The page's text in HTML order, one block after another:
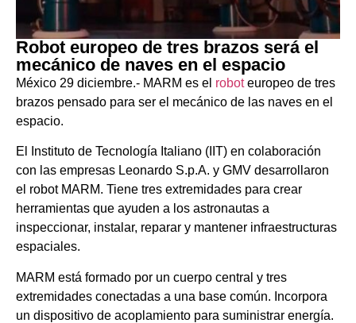
Robot europeo de tres brazos será el
mecánico de naves en el espacio
México 29 diciembre.- MARM es el roboteuropeo de tres
brazos pensado para ser el mecánico de las naves en el
espacio.
El Instituto de Tecnología Italiano (IIT) en colaboración
con las empresas Leonardo S.p.A. y GMV desarrollaron
el robot MARM. Tiene tres extremidades para crear
herramientas que ayuden a los astronautas a
inspeccionar, instalar, reparar y mantener infraestructuras
espaciales.
MARM está formado por un cuerpo central y tres
extremidades conectadas a una base común. Incorpora
un dispositivo de acoplamiento para suministrar energía.